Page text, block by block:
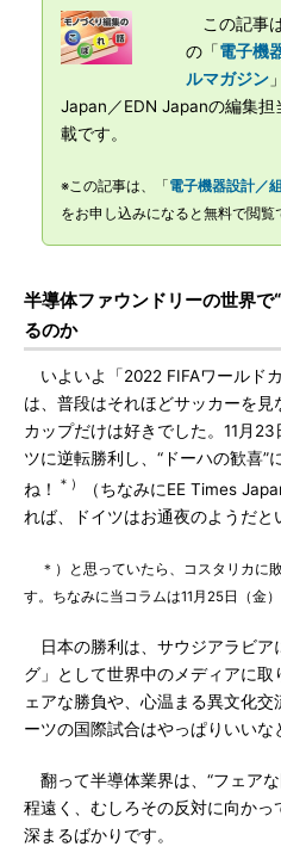
この記事
の「電子機
ルマガジン
Japan／EDN Japanの編集
載です。
※この記事は、「 電子機器設計／
をお申し込みになると無料で閲覧
半導体ファウンドリーの世界で
るのか
いよいよ「2022 FIFAワールド
は、普段はそれほどサッカーを
カップだけは好きでした。11月
ツに逆転勝利し、“ドーハの歓喜”
ね！
＊）
（ちなみにEE Times
れば、ドイツはお通夜のようだと
＊）と思っていたら、コスタリカに
す。ちなみに当コラムは11月25日（金
日本の勝利は、サウジアラビア
グ」として世界中のメディアに
ェアな勝負や、心温まる異文化
ーツの国際試合はやっぱりいいな
翻って半導体業界は、“フェア
程遠く、むしろその反対に向か
深まるばかりです。